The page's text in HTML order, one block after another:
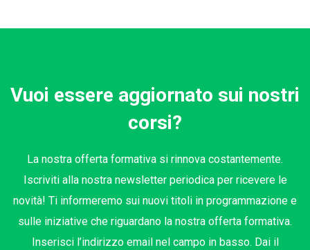
Vuoi essere aggiornato sui nostri
corsi?
La nostra offerta formativa si rinnova costantemente.
Iscriviti alla nostra newsletter periodica per ricevere le
novità! Ti informeremo sui nuovi titoli in programmazione e
sulle iniziative che riguardano la nostra offerta formativa.
Inserisci l’indirizzo email nel campo in basso. Dai il